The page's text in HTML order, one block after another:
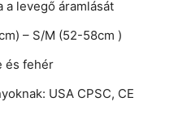
a levegő áramlását
– S/M (52-58cm )
és fehér
USA CPSC, CE